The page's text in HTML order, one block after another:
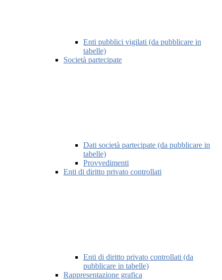
Enti pubblici vigilati (da pubblicare in
tabelle)
Società partecipate
Dati società partecipate (da pubblicare in
tabelle)
Provvedimenti
Enti di diritto privato controllati
Enti di diritto privato controllati (da
pubblicare in tabelle)
Rappresentazione grafica